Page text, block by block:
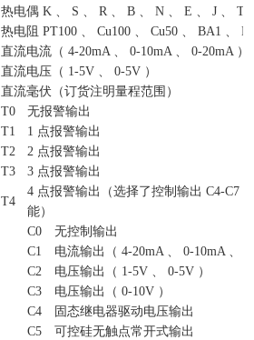
热电偶 K 、 S 、 R 、 B 、 N 、 E 、 J 、 T
热电阻 PT100 、 Cu100 、 Cu50 、 BA1 、
直流电流（ 4-20mA 、 0-10mA 、 0-20mA ）
直流电压（ 1-5V 、 0-5V ）
直流毫伏（订货注明量程范围）
T0
无报警输出
T1
1 点报警输出
T2
2 点报警输出
T3
3 点报警输出
T4
4 点报警输出（选择了控制输出 C4-C7
能）
C0
无控制输出
C1
电流输出（ 4-20mA 、 0-10mA 、
C2
电压输出（ 1-5V 、 0-5V ）
C3
电压输出（ 0-10V ）
C4
固态继电器驱动电压输出
C5
可控硅无触点常开式输出